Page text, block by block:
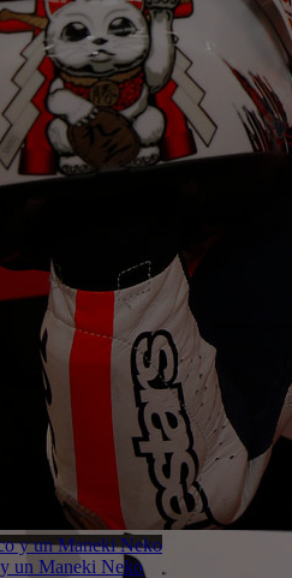
un Maneki Neko